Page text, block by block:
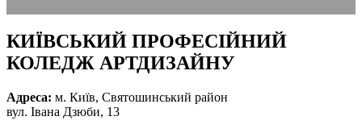
КИЇВСЬКИЙ ПРОФЕСІЙНИЙ
КОЛЕДЖ АРТДИЗАЙНУ
Адреса: м. Київ, Святошинський район
вул. Івана Дзюби, 13